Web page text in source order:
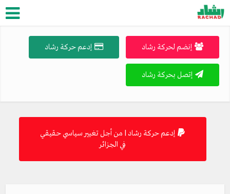
إنضم لحركة رشاد إدعم حركة رشاد
إتصل بحركة رشاد
إدعم حركة رشاد | من أجل تغيير سياسي حقيقي
في الجزائر